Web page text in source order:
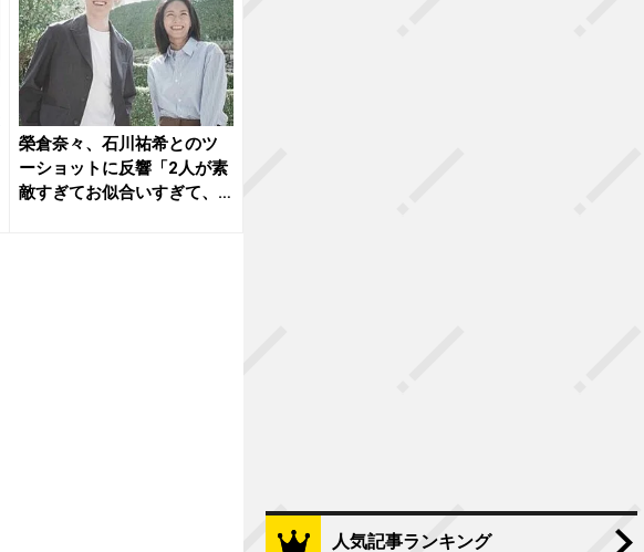
榮倉奈々、石川祐希とのツ
ーショットに反響「2人が素
敵すぎてお似合いすぎて、
人気記事ランキング